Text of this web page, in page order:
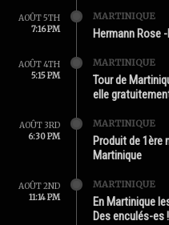
AOÛT 5TH
7:16 PM
MARTINIQUE
Hermann Rose
AOÛT 4TH
5:15 PM
MARTINIQUE
Tour de
elle
AOÛT 3RD
6:30 PM
MARTINIQUE
Produit de 1ère
Martinique
AOÛT 2ND
11:14 PM
MARTINIQUE
En Martinique
Des enculés-es